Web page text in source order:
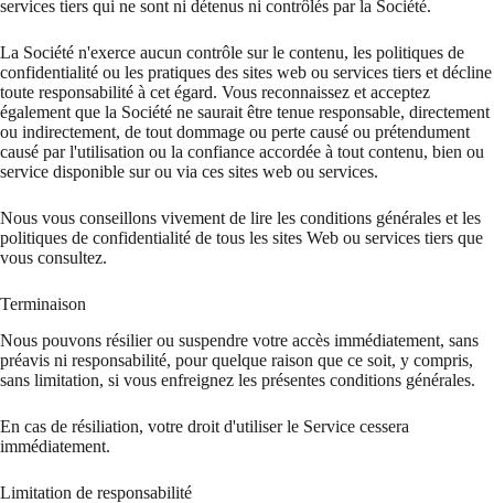
services tiers qui ne sont ni détenus ni contrôlés par la Société.
La Société n'exerce aucun contrôle sur le contenu, les politiques de
confidentialité ou les pratiques des sites web ou services tiers et décline
toute responsabilité à cet égard. Vous reconnaissez et acceptez
également que la Société ne saurait être tenue responsable, directement
ou indirectement, de tout dommage ou perte causé ou prétendument
causé par l'utilisation ou la confiance accordée à tout contenu, bien ou
service disponible sur ou via ces sites web ou services.
Nous vous conseillons vivement de lire les conditions générales et les
politiques de confidentialité de tous les sites Web ou services tiers que
vous consultez.
Terminaison
Nous pouvons résilier ou suspendre votre accès immédiatement, sans
préavis ni responsabilité, pour quelque raison que ce soit, y compris,
sans limitation, si vous enfreignez les présentes conditions générales.
En cas de résiliation, votre droit d'utiliser le Service cessera
immédiatement.
Limitation de responsabilité